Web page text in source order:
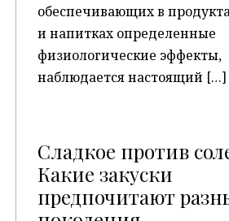
обеспечивающих в
и напитках определенные
физиологические эффекты,
наблюдается настоящий […]
Сладкое против
Какие закуски
предпочитают